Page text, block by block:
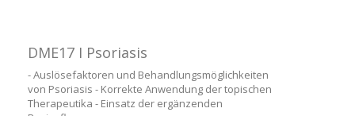
DME17 I Psoriasis
- Auslösefaktoren und Behandlungsmöglichkeiten
von Psoriasis - Korrekte Anwendung der topischen
Therapeutika - Einsatz der ergänzenden